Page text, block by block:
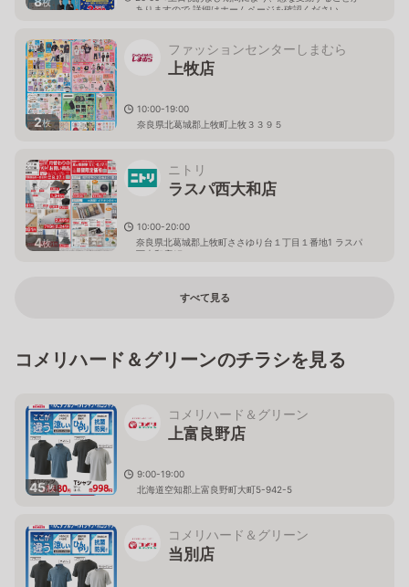
ありますので 詳細はホームページを確認ください
2枚
ファッションセンターしまむら
上牧店
10:00-19:00
奈良県北葛城郡上牧町上牧３３９５
4枚
ニトリ
ラスパ西大和店
10:00-20:00
奈良県北葛城郡上牧町ささゆり台１丁目１番地1 ラスパ
西大和店1F
すべて見る
コメリハード＆グリーンのチラシを見る
45枚
コメリハード＆グリーン
上富良野店
9:00-19:00
北海道空知郡上富良野町大町5-942-5
コメリハード＆グリーン
当別店